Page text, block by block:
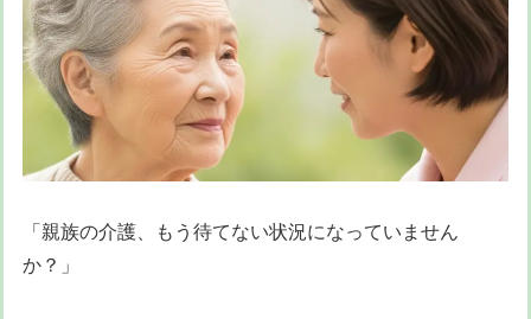
「親族の介護、もう待てない状況になっていません
か？」